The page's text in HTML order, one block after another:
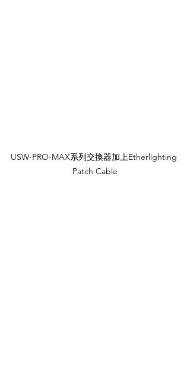
USW-PRO-MAX系列交換器加上Etherlighting
Patch Cable